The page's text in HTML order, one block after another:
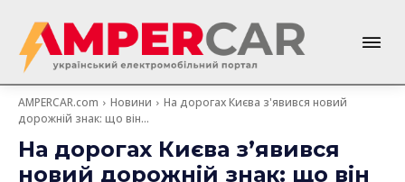
AMPERCAR.com Новини
На дорогах Києва з'явився новий
дорожній знак: що він...
На дорогах Києва з’явився
новий дорожній знак: що він